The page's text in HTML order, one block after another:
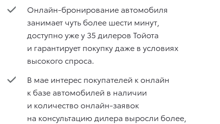
Онлайн-бронирование автомобиля
занимает чуть более шести минут,
доступно уже у 35 дилеров Тойота
и гарантирует покупку даже в условиях
высокого спроса.
В мае интерес покупателей к онлайн
к базе автомобилей в наличии
и количество онлайн-заявок
на консультацию дилера выросли более,